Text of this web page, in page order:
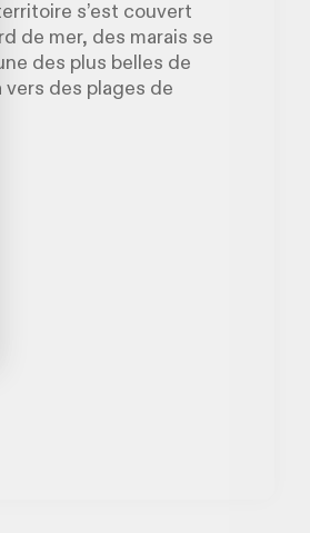
s’est couvert
de mer, des marais se
des plus belles de
des plages de